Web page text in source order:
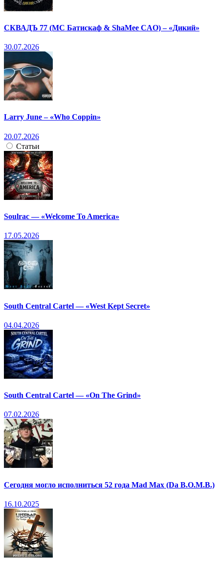
СКВАДЪ 77 (МС Батискаф & ShaMee CAO) – «Дикий»
30.07.2026
Larry June – «Who Coppin»
20.07.2026
Статьи
Soulrac — «Welcome To America»
17.05.2026
South Central Cartel — «West Kept Secret»
04.04.2026
South Central Cartel — «On The Grind»
07.02.2026
Сегодня могло исполниться 52 года Mad Max (Da B.O.M.B.)
16.10.2025